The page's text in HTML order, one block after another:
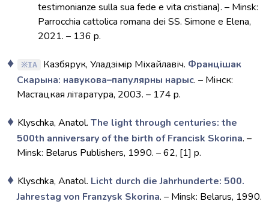
testimonianze sulla sua fede e vita cristiana). – Мinsk:
Parrocchia cattolica romana dei SS. Simone e Elena,
2021. – 136 p.
IA Казбярук, Уладзiмiр Міхайлавіч. Францiшак
Скарына: навукова–папулярны нарыс. – Мiнск:
Мастацкая лiтаратура, 2003. – 174 p.
Klyschka, Anatol. The light through centuries: the
500th anniversary of the birth of Francisk Skorina. –
Minsk: Belarus Publishers, 1990. – 62, [1] p.
Klyschka, Anatol. Licht durch die Jahrhunderte: 500.
Jahrestag von Franzysk Skorina. – Minsk: Belarus, 1990.